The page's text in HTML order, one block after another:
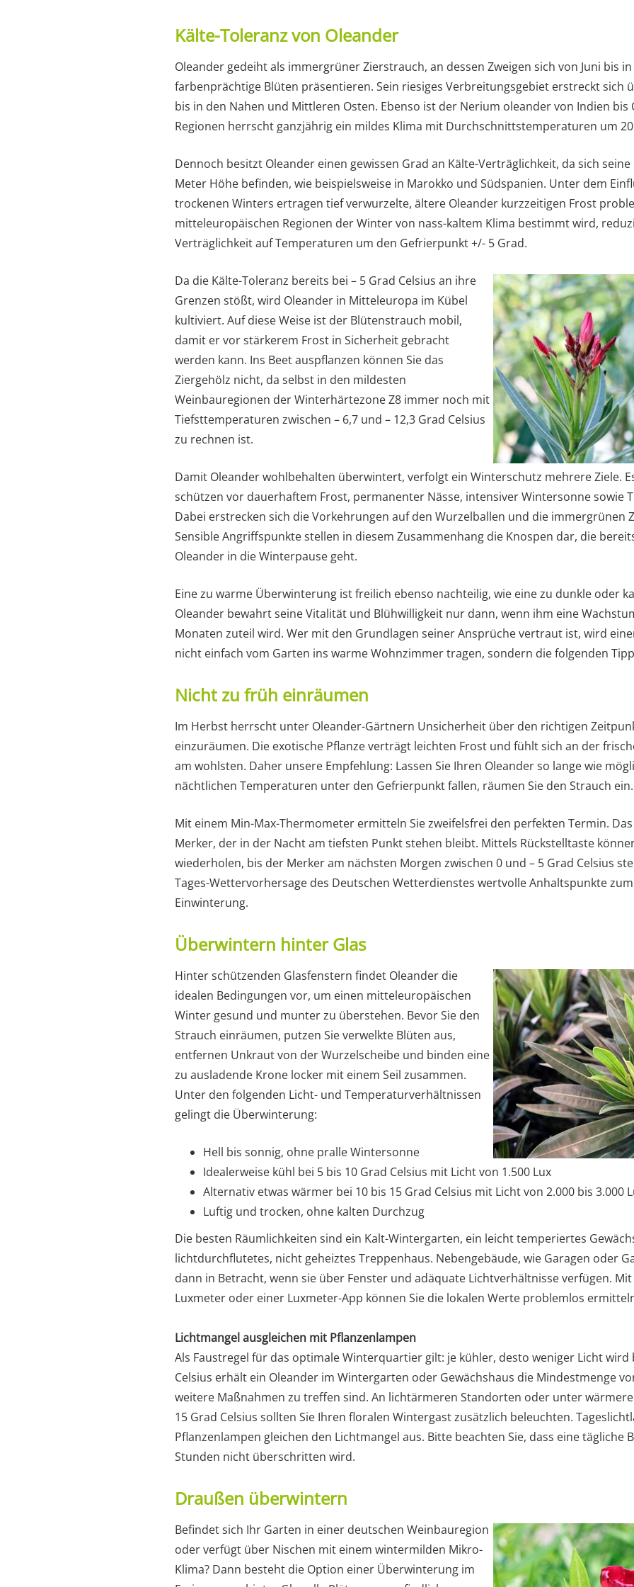
Kälte-Toleranz von Oleander
Oleander gedeiht als immergrüner Zierstrauch, an dessen Zweigen sich von Juni bis
farbenprächtige Blüten präsentieren. Sein riesiges Verbreitungsgebiet erstreckt sich
bis in den Nahen und Mittleren Osten. Ebenso ist der Nerium oleander von Indien bis
Regionen herrscht ganzjährig ein mildes Klima mit Durchschnittstemperaturen um 20
Dennoch besitzt Oleander einen gewissen Grad an Kälte-Verträglichkeit, da sich
Meter Höhe befinden, wie beispielsweise in Marokko und Südspanien. Unter dem
trockenen Winters ertragen tief verwurzelte, ältere Oleander kurzzeitigen Frost
mitteleuropäischen Regionen der Winter von nass-kaltem Klima bestimmt wird,
Verträglichkeit auf Temperaturen um den Gefrierpunkt +/- 5 Grad.
Da die Kälte-Toleranz bereits bei – 5 Grad Celsius an ihre
Grenzen stößt, wird Oleander in Mitteleuropa im Kübel
kultiviert. Auf diese Weise ist der Blütenstrauch mobil,
damit er vor stärkerem Frost in Sicherheit gebracht
werden kann. Ins Beet auspflanzen können Sie das
Ziergehölz nicht, da selbst in den mildesten
Weinbauregionen der Winterhärtezone Z8 immer noch mit
Tiefsttemperaturen zwischen – 6,7 und – 12,3 Grad Celsius
zu rechnen ist.
Damit Oleander wohlbehalten überwintert, verfolgt ein Winterschutz mehrere Ziele.
schützen vor dauerhaftem Frost, permanenter Nässe, intensiver Wintersonne sowie
Dabei erstrecken sich die Vorkehrungen auf den Wurzelballen und die immergrünen
Sensible Angriffspunkte stellen in diesem Zusammenhang die Knospen dar, die
Oleander in die Winterpause geht.
Eine zu warme Überwinterung ist freilich ebenso nachteilig, wie eine zu dunkle oder
Oleander bewahrt seine Vitalität und Blühwilligkeit nur dann, wenn ihm eine
Monaten zuteil wird. Wer mit den Grundlagen seiner Ansprüche vertraut ist, wird
nicht einfach vom Garten ins warme Wohnzimmer tragen, sondern die folgenden
Nicht zu früh einräumen
Im Herbst herrscht unter Oleander-Gärtnern Unsicherheit über den richtigen
einzuräumen. Die exotische Pflanze verträgt leichten Frost und fühlt sich an der
am wohlsten. Daher unsere Empfehlung: Lassen Sie Ihren Oleander so lange wie
nächtlichen Temperaturen unter den Gefrierpunkt fallen, räumen Sie den Strauch ein.
Mit einem Min-Max-Thermometer ermitteln Sie zweifelsfrei den perfekten Termin.
Merker, der in der Nacht am tiefsten Punkt stehen bleibt. Mittels Rückstelltaste
wiederholen, bis der Merker am nächsten Morgen zwischen 0 und – 5 Grad Celsius
Tages-Wettervorhersage des Deutschen Wetterdienstes wertvolle Anhaltspunkte
Einwinterung.
Überwintern hinter Glas
Hinter schützenden Glasfenstern findet Oleander die
idealen Bedingungen vor, um einen mitteleuropäischen
Winter gesund und munter zu überstehen. Bevor Sie den
Strauch einräumen, putzen Sie verwelkte Blüten aus,
entfernen Unkraut von der Wurzelscheibe und binden eine
zu ausladende Krone locker mit einem Seil zusammen.
Unter den folgenden Licht- und Temperaturverhältnissen
gelingt die Überwinterung:
Hell bis sonnig, ohne pralle Wintersonne
Idealerweise kühl bei 5 bis 10 Grad Celsius mit Licht von 1.500 Lux
Alternativ etwas wärmer bei 10 bis 15 Grad Celsius mit Licht von 2.000 bis 3.000
Luftig und trocken, ohne kalten Durchzug
Die besten Räumlichkeiten sind ein Kalt-Wintergarten, ein leicht temperiertes
lichtdurchflutetes, nicht geheiztes Treppenhaus. Nebengebäude, wie Garagen oder
dann in Betracht, wenn sie über Fenster und adäquate Lichtverhältnisse verfügen.
Luxmeter oder einer Luxmeter-App können Sie die lokalen Werte problemlos
Lichtmangel ausgleichen mit Pflanzenlampen
Als Faustregel für das optimale Winterquartier gilt: je kühler, desto weniger Licht wird
Celsius erhält ein Oleander im Wintergarten oder Gewächshaus die Mindestmenge
weitere Maßnahmen zu treffen sind. An lichtärmeren Standorten oder unter
15 Grad Celsius sollten Sie Ihren floralen Wintergast zusätzlich beleuchten.
Pflanzenlampen gleichen den Lichtmangel aus. Bitte beachten Sie, dass eine tägliche
Stunden nicht überschritten wird.
Draußen überwintern
Befindet sich Ihr Garten in einer deutschen Weinbauregion
oder verfügt über Nischen mit einem wintermilden Mikro-
Klima? Dann besteht die Option einer Überwinterung im